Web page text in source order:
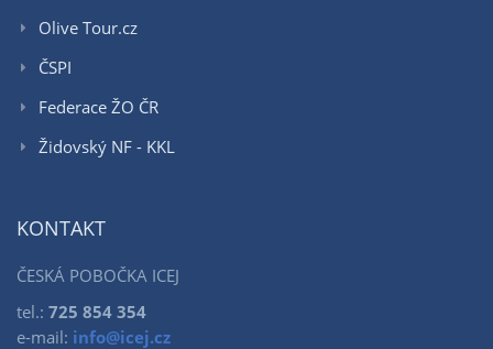
Olive Tour.cz
ČSPI
Federace ŽO ČR
Židovský NF - KKL
KONTAKT
ČESKÁ POBOČKA ICEJ
tel.: 725 854 354
e-mail: info@icej.cz